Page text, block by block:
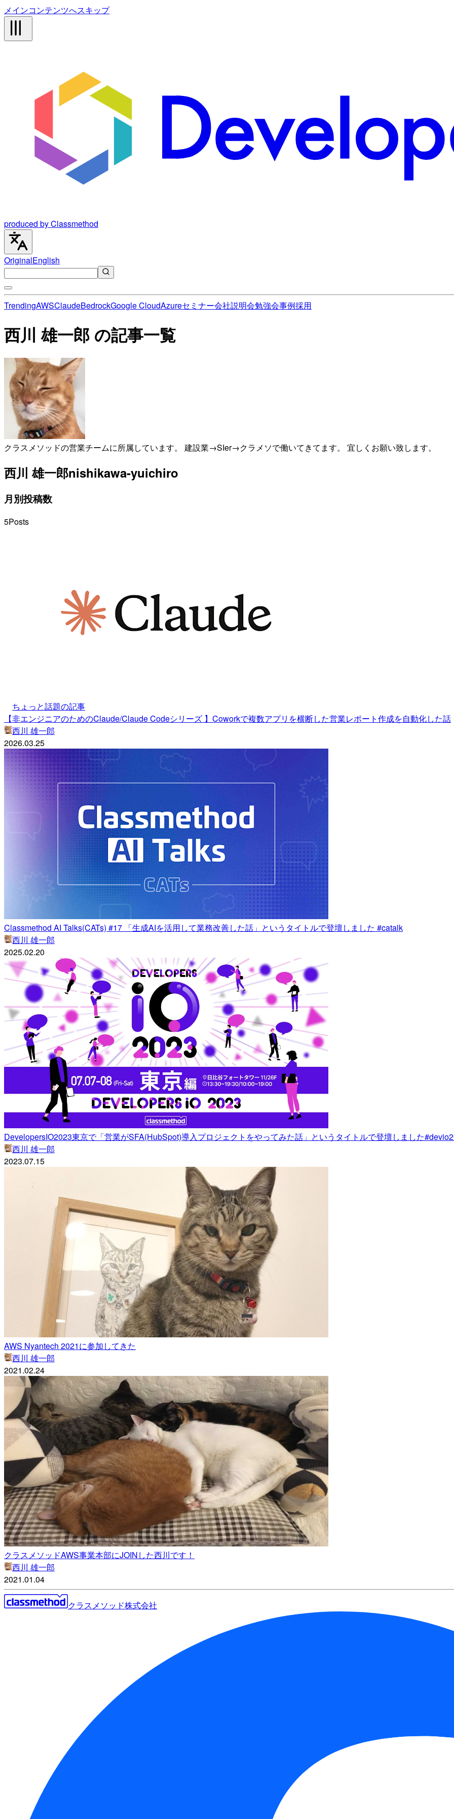
メインコンテンツへスキップ
produced by Classmethod
OriginalEnglish
TrendingAWSClaudeBedrockGoogle CloudAzureセミナー会社説明会勉強会事例採用
西川 雄一郎 の記事一覧
クラスメソッドの営業チームに所属しています。 建設業→SIer→クラメソで働いてきてます。 宜しくお願い致します。
西川 雄一郎nishikawa-yuichiro
月別投稿数
5Posts
ちょっと話題の記事
【非エンジニアのためのClaude/Claude Codeシリーズ 】Coworkで複数アプリを横断した営業レポート作成を自動化した話
西川 雄一郎
2026.03.25
Classmethod AI Talks(CATs) #17 「生成AIを活用して業務改善した話」というタイトルで登壇しました #catalk
西川 雄一郎
2025.02.20
DevelopersIO2023東京で「営業がSFA(HubSpot)導入プロジェクトをやってみた話」というタイトルで登壇しました
西川 雄一郎
2023.07.15
AWS Nyantech 2021に参加してきた
西川 雄一郎
2021.02.24
クラスメソッドAWS事業本部にJOINした西川です！
西川 雄一郎
2021.01.04
クラスメソッド株式会社